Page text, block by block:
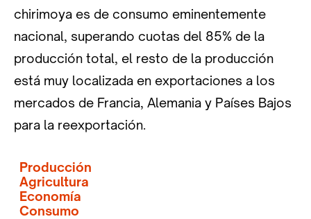
chirimoya es de consumo eminentemente
nacional, superando cuotas del 85% de la
producción total, el resto de la producción
está muy localizada en exportaciones a los
mercados de Francia, Alemania y Países Bajos
para la reexportación.
Producción
Agricultura
Economía
Consumo